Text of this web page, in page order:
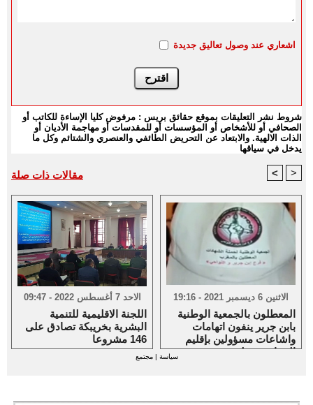
اشعاري عند وصول تعاليق جديدة
شروط نشر التعليقات بموقع حقائق بريس : مرفوض كليا الإساءة للكاتب أو
الصحافي أو للأشخاص أو المؤسسات أو للمقدسات أو مهاجمة الأديان أو
الذات الالهية. والابتعاد عن التحريض الطائفي والعنصري والشتائم وكل ما
يدخل في سياقها
مقالات ذات صلة < >
الاحد 7 أغسطس 2022 - 09:47
اللجنة الاقليمية للتنمية
البشرية بخريبكة تصادق على
146 مشروعا
الاثنين 6 ديسمبر 2021 - 19:16
المعطلون بالجمعية الوطنية
بابن جرير ينفون اتهامات
واشاعات مسؤولين بإقليم
الرحامنة حولهم
سياسة |مجتمع